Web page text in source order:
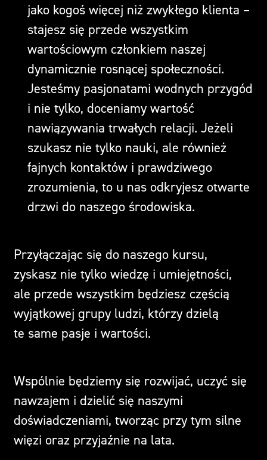
jako kogoś więcej niż zwykłego klienta –
stajesz się przede wszystkim
wartościowym członkiem naszej
dynamicznie rosnącej społeczności.
Jesteśmy pasjonatami wodnych przygód
i nie tylko, doceniamy wartość
nawiązywania trwałych relacji. Jeżeli
szukasz nie tylko nauki, ale również
fajnych kontaktów i prawdziwego
zrozumienia, to u nas odkryjesz otwarte
drzwi do naszego środowiska.
Przyłączając się do naszego kursu,
zyskasz nie tylko wiedzę i umiejętności,
ale przede wszystkim będziesz częścią
wyjątkowej grupy ludzi, którzy dzielą
te same pasje i wartości.
Wspólnie będziemy się rozwijać, uczyć się
nawzajem i dzielić się naszymi
doświadczeniami, tworząc przy tym silne
więzi oraz przyjaźnie na lata.